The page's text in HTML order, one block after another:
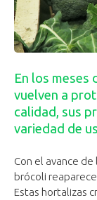
En los meses
vuelven a
calidad, sus
variedad de
Con el avance
brócoli
Estas hortalizas